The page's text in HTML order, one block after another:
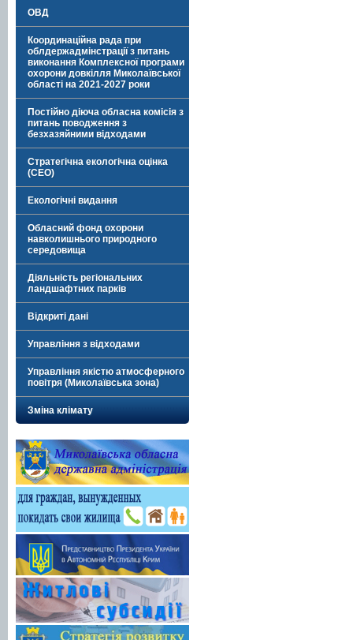
ОВД
Координаційна рада при
облдержадмінстрації з питань
виконання Комплексної програми
охорони довкілля Миколаївської
області на 2021-2027 роки
Постійно діюча обласна комісія з
питань поводження з
безхазяйними відходами
Стратегічна екологічна оцінка
(СЕО)
Екологічні видання
Обласний фонд охорони
навколишнього природного
середовища
Діяльність регіональних
ландшафтних парків
Відкриті дані
Управління з відходами
Управління якістю атмосферного
повітря (Миколаївська зона)
Зміна клімату